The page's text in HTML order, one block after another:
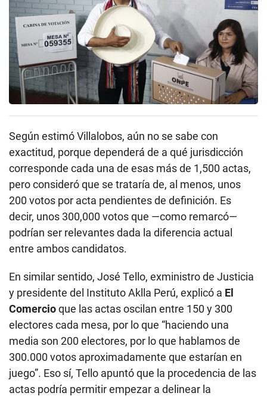
Según estimó Villalobos, aún no se sabe con
exactitud, porque dependerá de a qué jurisdicción
corresponde cada una de esas más de 1,500 actas,
pero consideró que se trataría de, al menos, unos
200 votos por acta pendientes de definición. Es
decir, unos 300,000 votos que —como remarcó—
podrían ser relevantes dada la diferencia actual
entre ambos candidatos.
En similar sentido, José Tello, exministro de Justicia
y presidente del Instituto Aklla Perú, explicó a El
Comercioque las actas oscilan entre 150 y 300
electores cada mesa, por lo que “haciendo una
media son 200 electores, por lo que hablamos de
300.000 votos aproximadamente que estarían en
juego”. Eso sí, Tello apuntó que la procedencia de las
actas podría permitir empezar a delinear la